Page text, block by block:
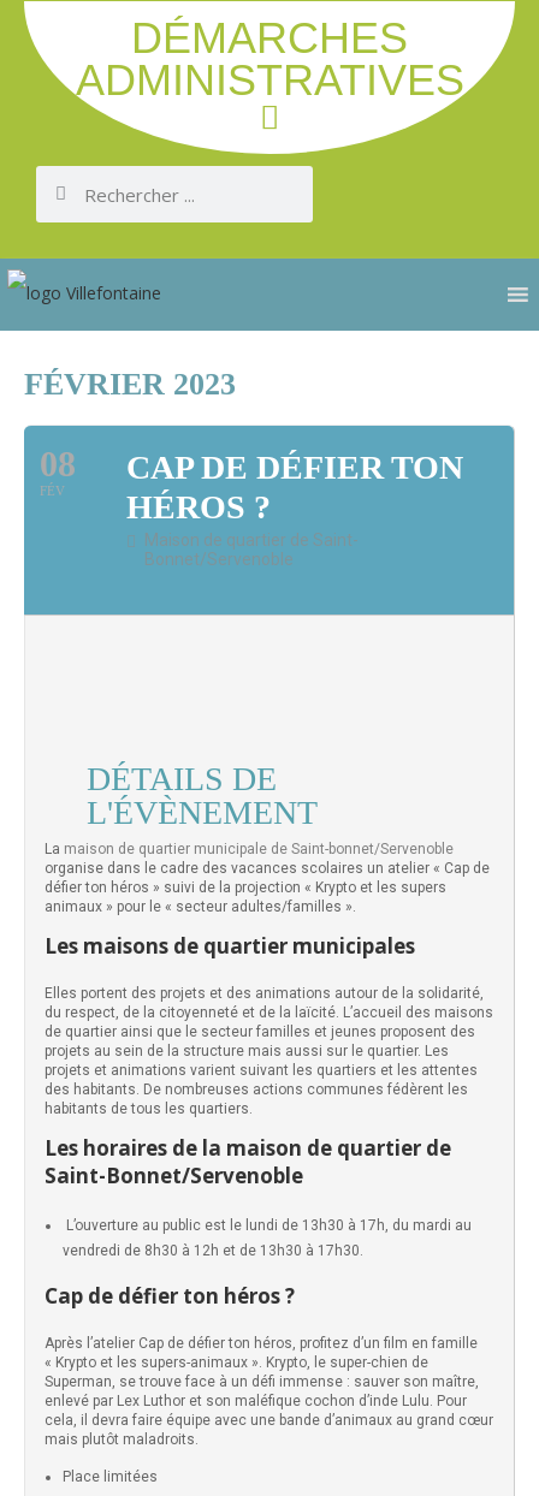
DÉMARCHES
ADMINISTRATIVES
FÉVRIER 2023
08
FÉV
CAP DE DÉFIER TON
HÉROS ?
Maison de quartier de Saint-
Bonnet/Servenoble
DÉTAILS DE
L'ÉVÈNEMENT
La maison de quartier municipale de Saint-bonnet/Servenoble
organise dans le cadre des vacances scolaires un atelier « Cap de
défier ton héros » suivi de la projection « Krypto et les supers
animaux » pour le « secteur adultes/familles ».
Les maisons de quartier municipales
Elles portent des projets et des animations autour de la solidarité,
du respect, de la citoyenneté et de la laïcité. L’accueil des maisons
de quartier ainsi que le secteur familles et jeunes proposent des
projets au sein de la structure mais aussi sur le quartier. Les
projets et animations varient suivant les quartiers et les attentes
des habitants. De nombreuses actions communes fédèrent les
habitants de tous les quartiers.
Les horaires de la maison de quartier de
Saint-Bonnet/Servenoble
L’ouverture au public est le lundi de 13h30 à 17h, du mardi au
vendredi de 8h30 à 12h et de 13h30 à 17h30.
Cap de défier ton héros ?
Après l’atelier Cap de défier ton héros, profitez d’un film en famille
« Krypto et les supers-animaux ». Krypto, le super-chien de
Superman, se trouve face à un défi immense : sauver son maître,
enlevé par Lex Luthor et son maléfique cochon d’inde Lulu. Pour
cela, il devra faire équipe avec une bande d’animaux au grand cœur
mais plutôt maladroits.
Place limitées